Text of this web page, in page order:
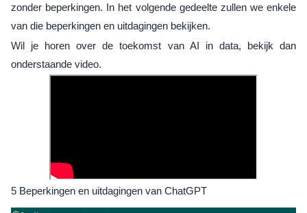
zonder beperkingen. In het volgende gedeelte zullen we enkele
van die beperkingen en uitdagingen bekijken.
Wil je horen over de toekomst van AI in data, bekijk dan
onderstaande video.
5 Beperkingen en uitdagingen van ChatGPT